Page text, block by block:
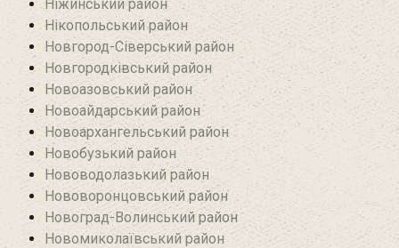
Ніжинський район
Нікопольський район
Новгород-Сіверський район
Новгородківський район
Новоазовський район
Новоайдарський район‎
Новоархангельський район
Новобузький район‎
Нововодолазький район
Нововоронцовський район‎
Новоград-Волинський район
Новомиколаївський район‎